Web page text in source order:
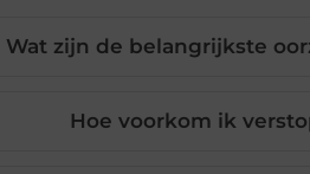
Wat zijn de belangrijkste
Hoe voorkom ik